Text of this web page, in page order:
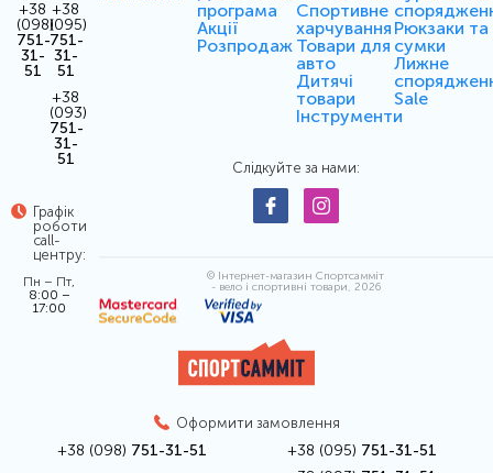
+38
(098)
751-
31-
51
+38
(095)
751-
31-
51
+38
(093)
751-
31-
51
Графік
роботи
call-
центру:
Пн – Пт,
8:00 –
17:00
програма
Акції
Розпродаж
Спортивне
харчування
Товари для
авто
Дитячі
товари
Інструменти
Рюкзаки та
сумки
Лижне
Sale
Слідкуйте за нами:
© Інтернет-магазин Спортсамміт
- вело і спортивні товари, 2026
Оформити замовлення
+38 (098) 751-31-51 +38 (095) 751-31-51